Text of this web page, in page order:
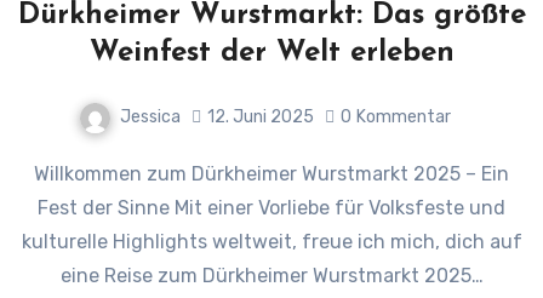
Dürkheimer Wurstmarkt: Das größte
Weinfest der Welt erleben
Jessica 12. Juni 2025 0 Kommentar
Willkommen zum Dürkheimer Wurstmarkt 2025 – Ein
Fest der Sinne Mit einer Vorliebe für Volksfeste und
kulturelle Highlights weltweit, freue ich mich, dich auf
eine Reise zum Dürkheimer Wurstmarkt 2025…